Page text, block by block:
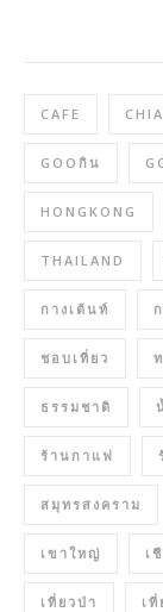
CAFE
GOOกิน
HONGKONG
THAILAND
กางเต้นท์
ชอบเที่ยว
ธรรมชาติ
ร้านกาแฟ
สมุทรสงคราม
เขาใหญ่ เ
เที่ยวป่า เ